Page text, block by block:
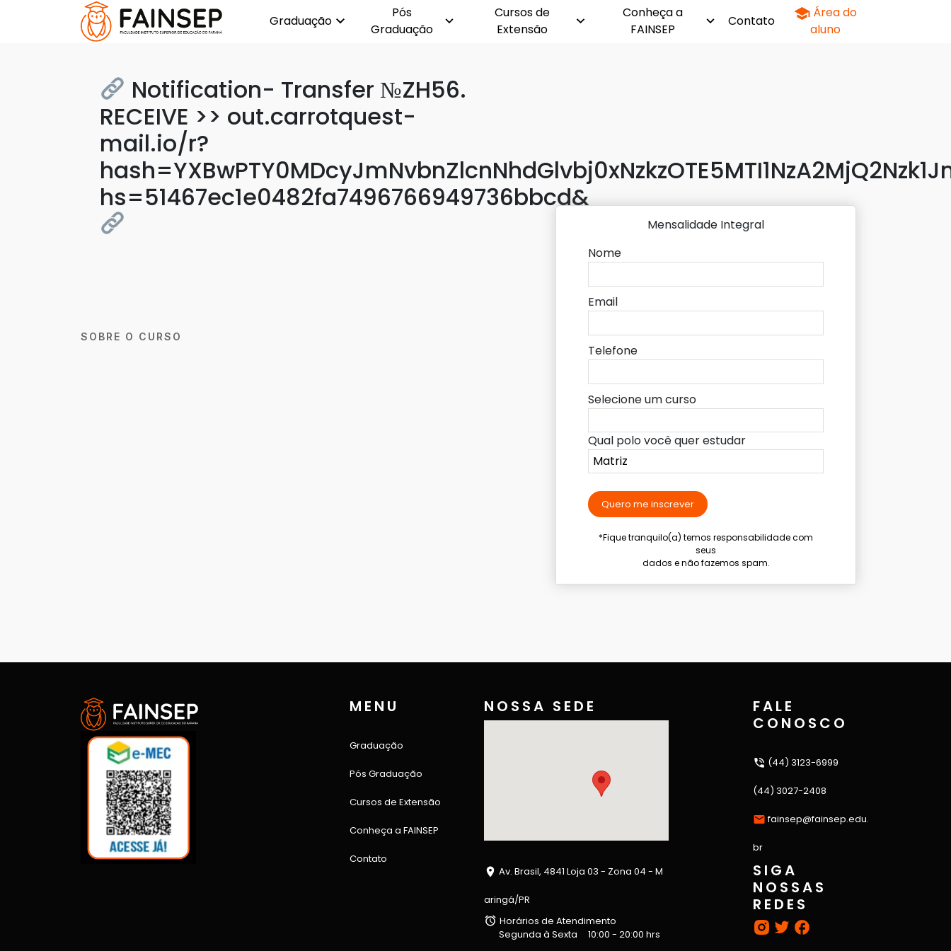
Graduação
Pós
Graduação
Cursos de
Extensão
Conheça a
FAINSEP
Contato
Área do
aluno
Notification- Transfer №ZH56.
RECEIVE >> out.carrotquest-
mail.io/r?
hs=51467ec1e0482fa7496766949736bbcd&
SOBRE O CURSO
Mensalidade Integral
Nome
Email
Telefone
Selecione um curso
Qual polo você quer estudar
Quero me inscrever
*Fique tranquilo(a) temos responsabilidade com
seus
dados e não fazemos spam.
MENU
Graduação
Pós Graduação
Cursos de Extensão
Conheça a FAINSEP
Contato
NOSSA SEDE
Av. Brasil, 4841 Loja 03 - Zona 04 - M
aringá/PR
Horários de Atendimento
Segunda à Sexta
10:00 - 20:00 hrs
FALE
CONOSCO
(44) 3123-6999
(44) 3027-2408
fainsep@fainsep.edu.
br
SIGA
NOSSAS
REDES